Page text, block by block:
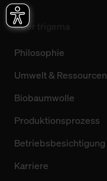
Über trigema
Philosophie
Umwelt & Ressourcen
Biobaumwolle
Produktionsprozess
Betriebsbesichtigung
Karriere